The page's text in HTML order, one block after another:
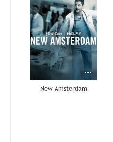
New Amsterdam